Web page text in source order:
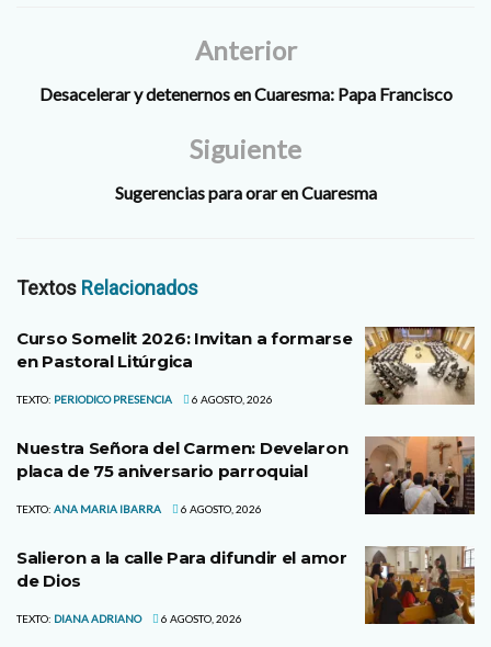
Anterior
Desacelerar y detenernos en Cuaresma: Papa Francisco
Siguiente
Sugerencias para orar en Cuaresma
Textos Relacionados
Curso Somelit 2026: Invitan a formarse
en Pastoral Litúrgica
TEXTO: PERIODICO PRESENCIA 6 AGOSTO, 2026
Nuestra Señora del Carmen: Develaron
placa de 75 aniversario parroquial
TEXTO: ANA MARIA IBARRA 6 AGOSTO, 2026
Salieron a la calle Para difundir el amor
de Dios
TEXTO: DIANA ADRIANO 6 AGOSTO, 2026